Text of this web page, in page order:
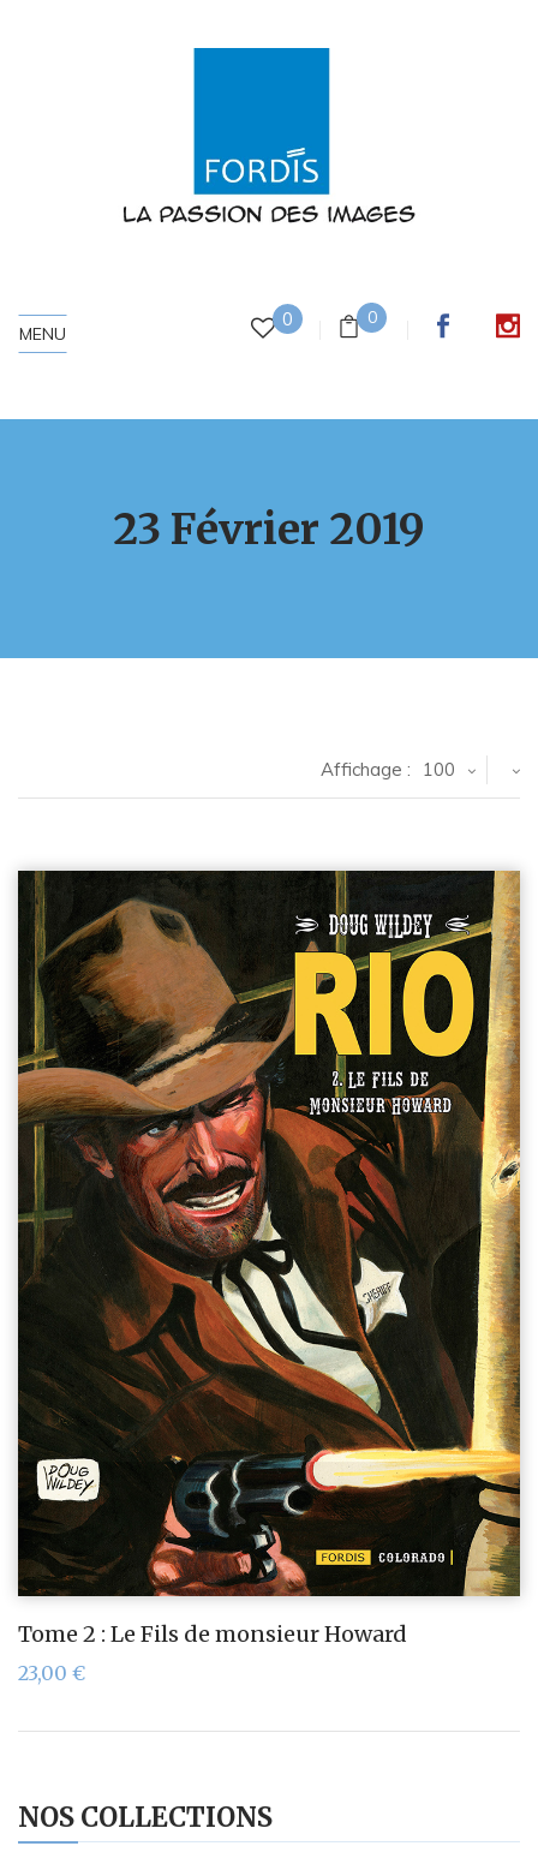
0 0
MENU
23 Février 2019
NOS COLLECTIONS
Affichage : 100
Tome 2 : Le Fils de monsieur Howard
23,00 €